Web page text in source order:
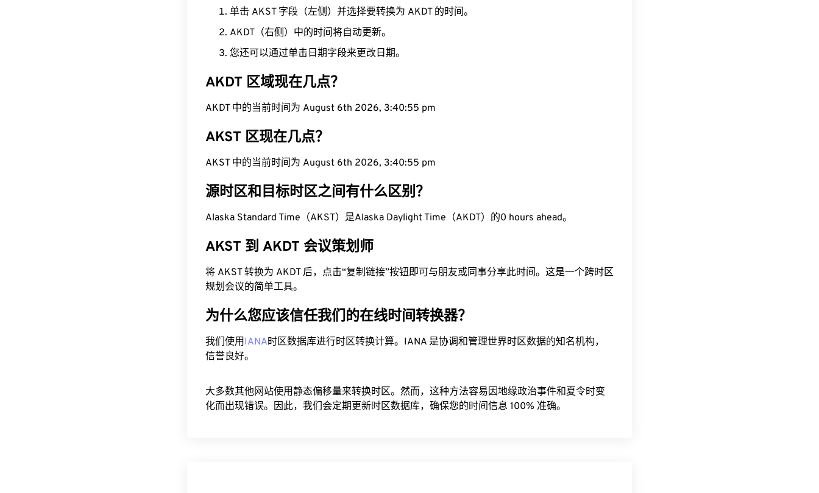
单击 AKST 字段（左侧）并选择要转换为 AKDT 的时间。
AKDT（右侧）中的时间将自动更新。
您还可以通过单击日期字段来更改日期。
AKDT 区域现在几点？
AKDT 中的当前时间为 August 6th 2026, 3:40:56 pm
AKST 区现在几点？
AKST 中的当前时间为 August 6th 2026, 3:40:56 pm
源时区和目标时区之间有什么区别？
Alaska Standard Time（AKST）是Alaska Daylight Time（AKDT）的0 hours ahead。
AKST 到 AKDT 会议策划师
将 AKST 转换为 AKDT 后，点击“复制链接”按钮即可与朋友或同事分享此时间。这是一个跨时区
规划会议的简单工具。
为什么您应该信任我们的在线时间转换器？
我们使用IANA时区数据库进行时区转换计算。IANA 是协调和管理世界时区数据的知名机构，
信誉良好。
大多数其他网站使用静态偏移量来转换时区。然而，这种方法容易因地缘政治事件和夏令时变
化而出现错误。因此，我们会定期更新时区数据库，确保您的时间信息 100% 准确。